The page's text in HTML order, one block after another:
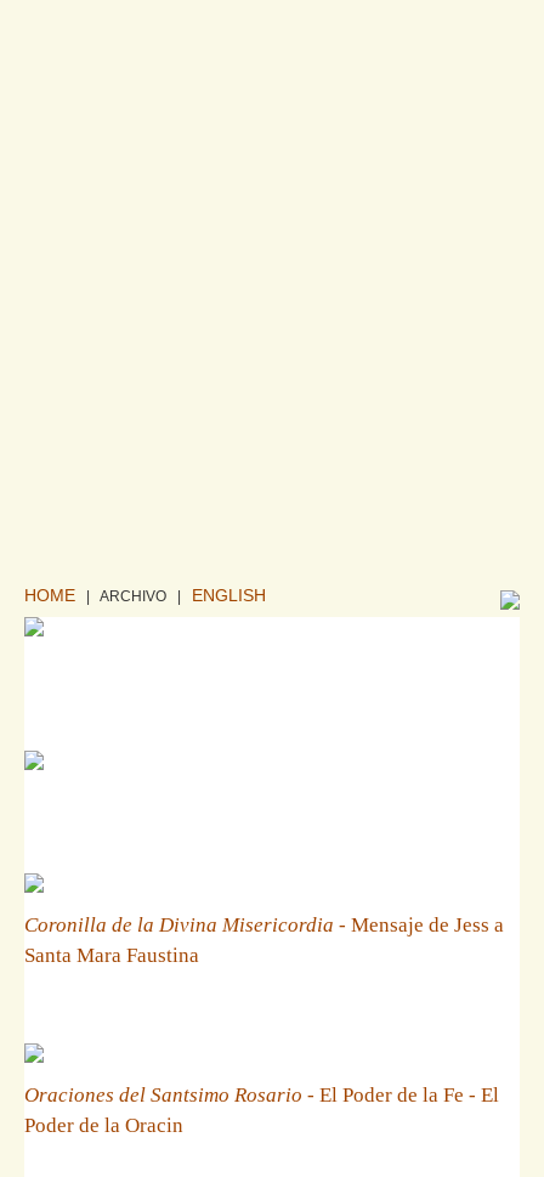
HOME | ARCHIVO ENGLISH
Coronilla de la Divina Misericordia - Mensaje de Jess a
Santa Mara Faustina
Oraciones del Santsimo Rosario - El Poder de la Fe - El
Poder de la Oracin